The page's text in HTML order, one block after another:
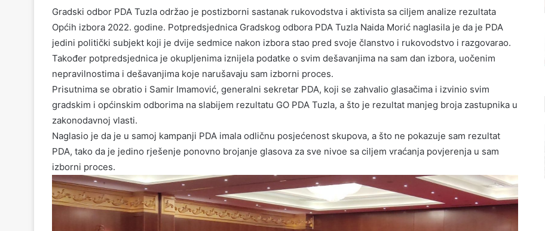
Gradski odbor PDA Tuzla održao je postizborni sastanak rukovodstva i aktivista sa ciljem analize rezultata
Općih izbora 2022. godine. Potpredsjednica Gradskog odbora PDA Tuzla Naida Morić naglasila je da je PDA
jedini politički subjekt koji je dvije sedmice nakon izbora stao pred svoje članstvo i rukovodstvo i razgovarao.
Također potpredsjednica je okupljenima iznijela podatke o svim dešavanjima na sam dan izbora, uočenim
nepravilnostima i dešavanjima koje narušavaju sam izborni proces.
Prisutnima se obratio i Samir Imamović, generalni sekretar PDA, koji se zahvalio glasačima i izvinio svim
gradskim i općinskim odborima na slabijem rezultatu GO PDA Tuzla, a što je rezultat manjeg broja zastupnika u
zakonodavnoj vlasti.
Naglasio je da je u samoj kampanji PDA imala odličnu posjećenost skupova, a što ne pokazuje sam rezultat
PDA, tako da je jedino rješenje ponovno brojanje glasova za sve nivoe sa ciljem vraćanja povjerenja u sam
izborni proces.